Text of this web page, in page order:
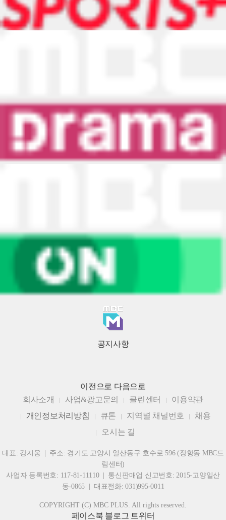
공지사항
이전으로 다음으로
회사소개
사업&광고문의 클린센터
이용약관
개인정보처리방침
큐톤 지역별 채널번호
채용
오시는 길
대표: 강지웅 | 주소: 경기도 고양시 일산동구 호수로 596 (장항동 MBC드
림센터)
사업자 등록번호: 117-81-11110 | 통신판매업 신고번호: 2015-고양일산
동-0865 | 대표전화: 031)995-0011
COPYRIGHT (C) MBC PLUS. All rights reserved.
페이스북 블로그 트위터